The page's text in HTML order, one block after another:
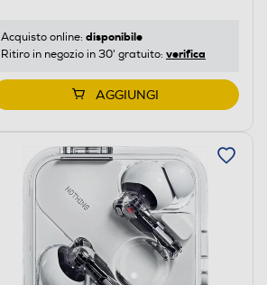
Acquisto online: disponibile
Ritiro in negozio in 30' gratuito: verifica
AGGIUNGI